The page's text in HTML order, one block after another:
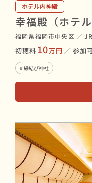
ホテル内神殿
幸福殿（ホテ
福岡県福岡市中央区 ／
初穂料 10万円 ／ 参加
# 縁結び神社